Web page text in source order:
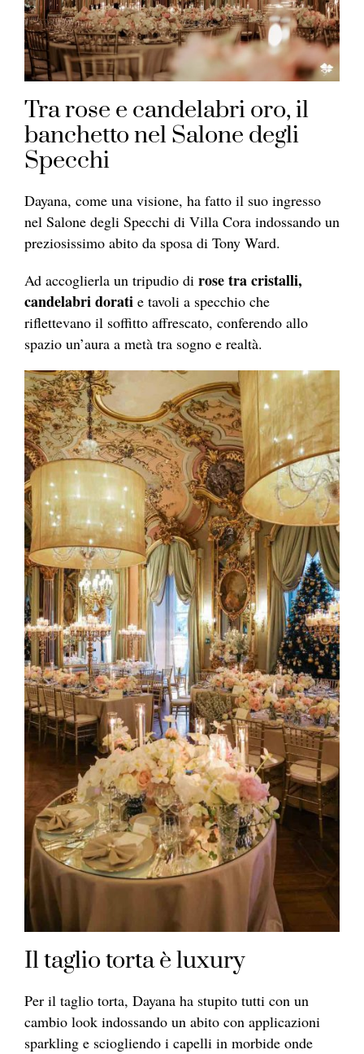
Tra rose e candelabri oro, il
banchetto nel Salone degli
Specchi
Dayana, come una visione, ha fatto il suo ingresso
nel Salone degli Specchi di Villa Cora indossando un
preziosissimo abito da sposa di Tony Ward.
Ad accoglierla un tripudio di rose tra cristalli,
candelabri dorati e tavoli a specchio che
riflettevano il soffitto affrescato, conferendo allo
spazio un’aura a metà tra sogno e realtà.
Il taglio torta è luxury
Per il taglio torta, Dayana ha stupito tutti con un
cambio look indossando un abito con applicazioni
sparkling e sciogliendo i capelli in morbide onde